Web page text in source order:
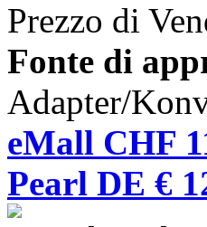
Prezzo di
Fonte di
Adapter/
eMall CHF
Pearl DE €